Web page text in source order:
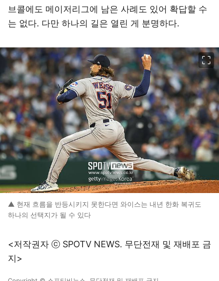
브콜에도 메이저리그에 남은 사례도 있어 확답할 수
는 없다. 다만 하나의 길은 열린 게 분명하다.
▲ 현재 흐름을 반등시키지 못한다면 와이스는 내년 한화 복귀도
하나의 선택지가 될 수 있다
<저작권자 ⓒ SPOTV NEWS. 무단전재 및 재배포 금
지>